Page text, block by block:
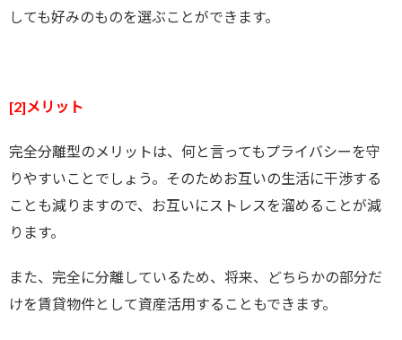
しても好みのものを選ぶことができます。
[2]メリット
完全分離型のメリットは、何と言ってもプライバシーを守
りやすいことでしょう。そのためお互いの生活に干渉する
ことも減りますので、お互いにストレスを溜めることが減
ります。
また、完全に分離しているため、将来、どちらかの部分だ
けを賃貸物件として資産活用することもできます。